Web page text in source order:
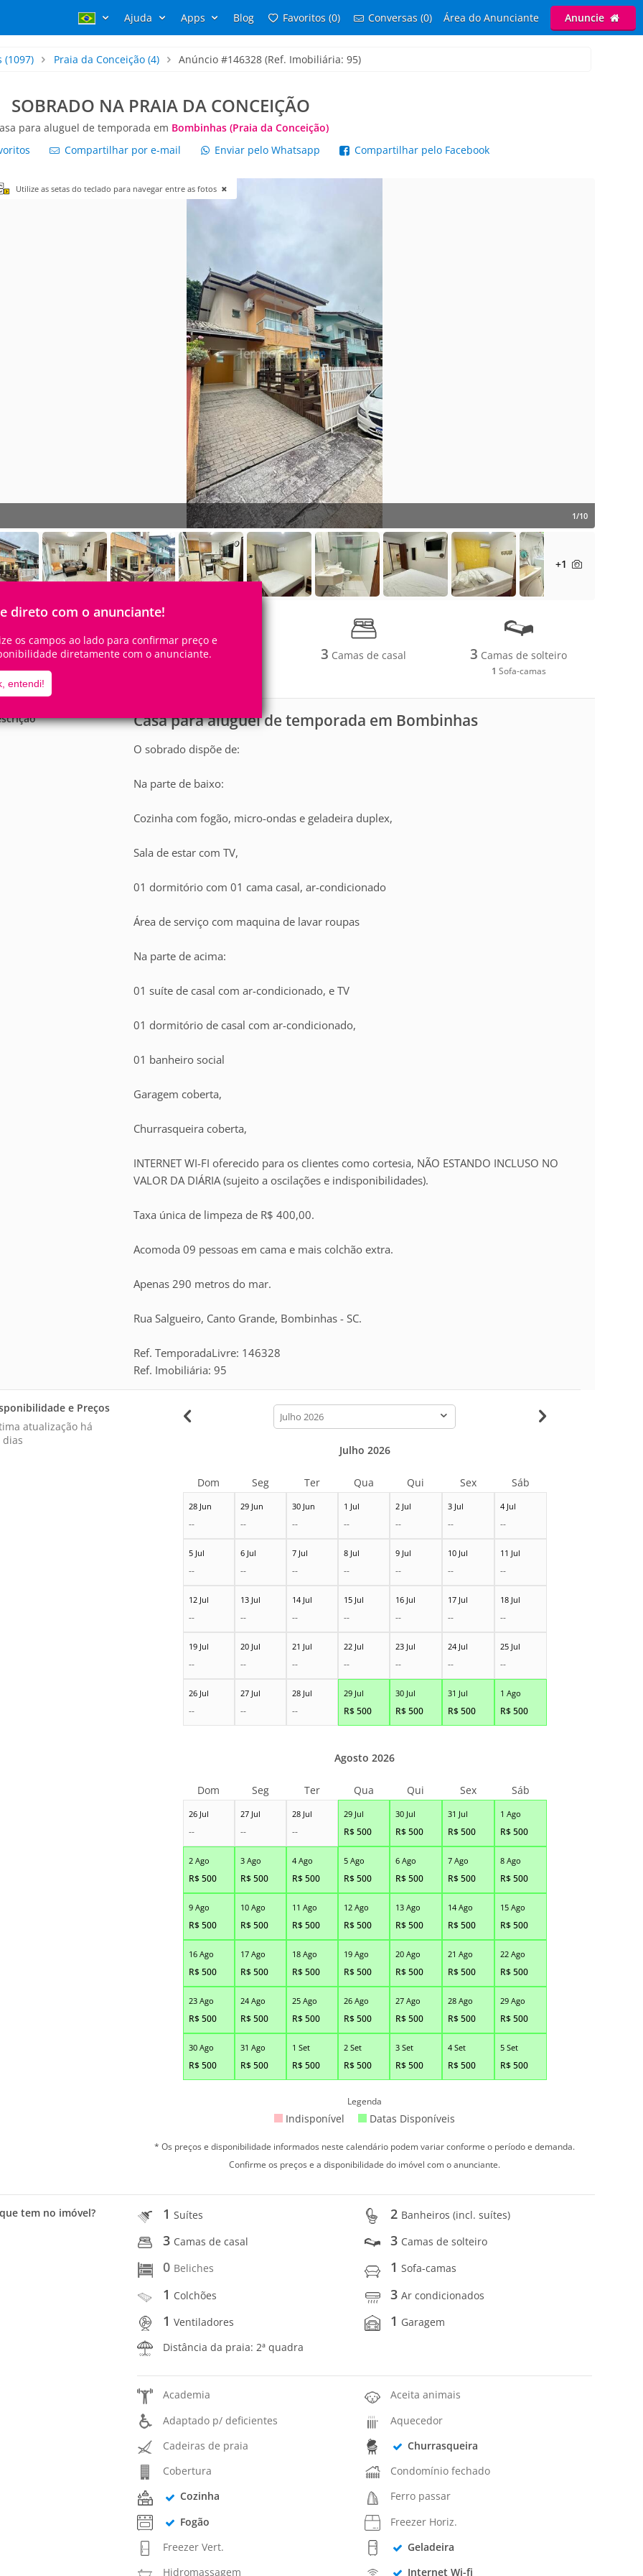
Ajuda Apps Blog Favoritos (0) Conversas (0) Área do Anunciante Anuncie
(1097) Praia da Conceição(4) Anúncio #146328 (Ref. Imobiliária: 95)
SOBRADO NA PRAIA DA CONCEIÇÃO
para aluguel de temporada em Bombinhas (Praia da Conceição)
Compartilhar por e-mail Enviar pelo Whatsapp Compartilhar pelo Facebook
direto com o anunciante!
os campos ao lado para confirmar preço e
diretamente com o anunciante.
entendi!
Utilize as setas do teclado para navegar entre as fotos
1/10
+1
8Pessoas 3Quartos 3 Camas de casal 3 Camas de solteiro
1 Sofa-camas
Casa para aluguel de temporada em Bombinhas
O sobrado dispõe de:
Na parte de baixo:
Cozinha com fogão, micro-ondas e geladeira duplex,
Sala de estar com TV,
01 dormitório com 01 cama casal, ar-condicionado
Área de serviço com maquina de lavar roupas
Na parte de acima:
01 suíte de casal com ar-condicionado, e TV
01 dormitório de casal com ar-condicionado,
01 banheiro social
Garagem coberta,
Churrasqueira coberta,
INTERNET WI-FI oferecido para os clientes como cortesia, NÃO ESTANDO INCLUSO NO
VALOR DA DIÁRIA (sujeito a oscilações e indisponibilidades).
Taxa única de limpeza de R$ 400,00.
Acomoda 09 pessoas em cama e mais colchão extra.
Apenas 290 metros do mar.
Rua Salgueiro, Canto Grande, Bombinhas - SC.
Ref. TemporadaLivre: 146328
Ref. Imobiliária: 95
e Preços
atualização há
dias
calendar-
month
28 Jun
--
29 Jun
--
30 Jun
--
1 Jul
--
2 Jul
--
3 Jul
--
4 Jul
--
5 Jul
--
6 Jul
--
7 Jul
--
8 Jul
--
9 Jul
--
10 Jul
--
11 Jul
--
12 Jul
--
13 Jul
--
14 Jul
--
15 Jul
--
16 Jul
--
17 Jul
--
18 Jul
--
19 Jul
--
20 Jul
--
21 Jul
--
22 Jul
--
23 Jul
--
24 Jul
--
25 Jul
--
26 Jul
--
27 Jul
--
28 Jul
--
29 Jul
R$500
30 Jul
R$500
31 Jul
R$500
1 Ago
R$500
Julho 2026
Dom Seg Ter Qua Qui Sex Sáb
26 Jul
--
27 Jul
--
28 Jul
--
29 Jul
R$500
30 Jul
R$500
31 Jul
R$500
1 Ago
R$500
2 Ago
R$500
3 Ago
R$500
4 Ago
R$500
5 Ago
R$500
6 Ago
R$500
7 Ago
R$500
8 Ago
R$500
9 Ago
R$500
10 Ago
R$500
11 Ago
R$500
12 Ago
R$500
13 Ago
R$500
14 Ago
R$500
15 Ago
R$500
16 Ago
R$500
17 Ago
R$500
18 Ago
R$500
19 Ago
R$500
20 Ago
R$500
21 Ago
R$500
22 Ago
R$500
23 Ago
R$500
24 Ago
R$500
25 Ago
R$500
26 Ago
R$500
27 Ago
R$500
28 Ago
R$500
29 Ago
R$500
30 Ago
R$500
31 Ago
R$500
1 Set
R$500
2 Set
R$500
3 Set
R$500
4 Set
R$500
5 Set
R$500
Agosto 2026
Dom Seg Ter Qua Qui Sex Sáb
Legenda
Indisponível Datas Disponíveis
* Os preços e disponibilidade informados neste calendário podem variar conforme o período e demanda.
Confirme os preços e a disponibilidade do imóvel com o anunciante.
tem no imóvel? 1Suítes 2 Banheiros (incl. suítes)
3 Camas de casal 3 Camas de solteiro
0 Beliches 1Sofa-camas
1 Colchões 3Ar condicionados
1Ventiladores 1 Garagem
Distância da praia: 2ª quadra
Academia
Aceita animais
Adaptado p/ deficientes
Aquecedor
Cadeiras de praia
Churrasqueira
Cobertura
Condomínio fechado
Cozinha
Ferro passar
Fogão
Freezer Horiz.
Freezer Vert.
Geladeira
Hidromassagem
Internet Wi-fi